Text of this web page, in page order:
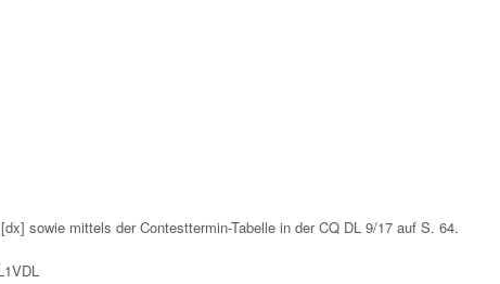
sowie mittels der Contesttermin-Tabelle in der CQ DL 9/17 auf S. 64.